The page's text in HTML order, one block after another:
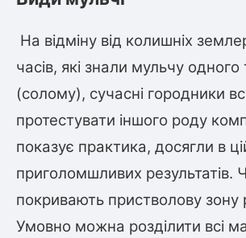
Оливкове Дерево
Мирт
Мушмула
Персик
Інжирний персик
Нектарин
Алича
Смородина
Агрус
Платан
Тамарикс
Декоративні кущі
Рододендрон
Бересклет
Вейгела
Пухироплідник
Спірея
Кріплення агроволокна
Садова техніка
Рубальні машини
Граблі тракторні
Картоплесаджалки
Сажалки для чеснока
Роторні косарки
Навантажувачі
На відміну від колишніх
часів, які знали мульчу одного
(солому), сучасні городники
протестувати іншого роду
показує практика, досягли в
приголомшливих результатів.
покривають пристволову зону
Умовно можна розділити всі